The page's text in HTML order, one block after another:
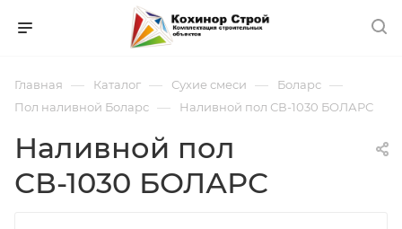
Главная — Каталог — Сухие смеси — Боларс —
Пол наливной Боларс — Наливной пол СВ-1030 БОЛАРС
Наливной пол
СВ-1030 БОЛАРС